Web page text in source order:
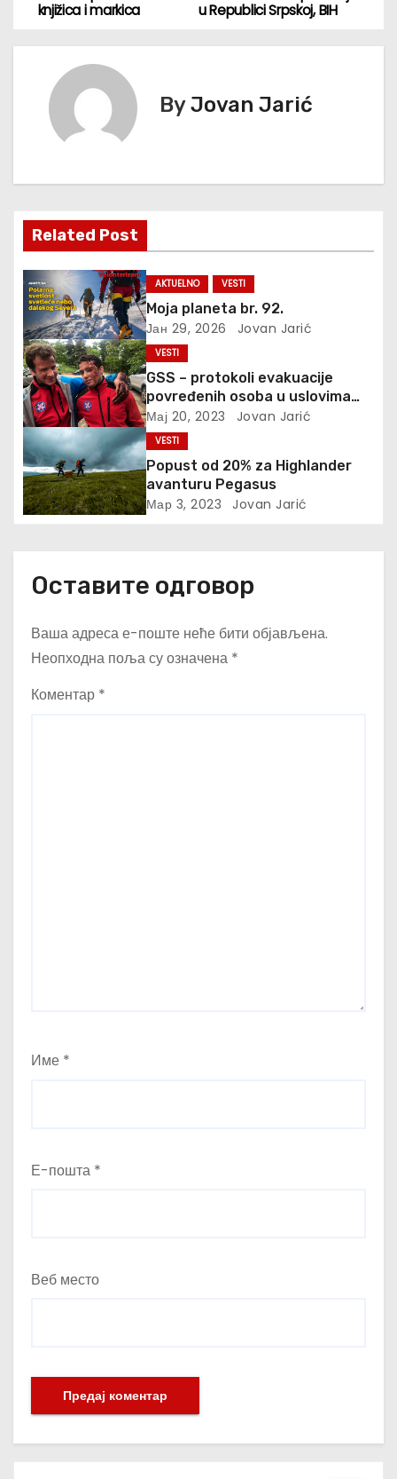
р
е
ч
л
а
н
к
а
u Republici Srpskoj, BIH
knjižica i markica
ByJovan Jarić
Related Post
AKTUELNO VESTI
Moja planeta br. 92.
Јан 29, 2026 Jovan Jarić
VESTI
GSS – protokoli evakuacije
povređenih osoba u uslovima
prirodnih katastrofa
Мај 20, 2023 Jovan Jarić
VESTI
Popust od 20% za Highlander
avanturu Pegasus
Мар 3, 2023 Jovan Jarić
Оставите одговор
Ваша адреса е-поште неће бити објављена.
Неопходна поља су означена *
Коментар *
Име *
Е-пошта *
Веб место